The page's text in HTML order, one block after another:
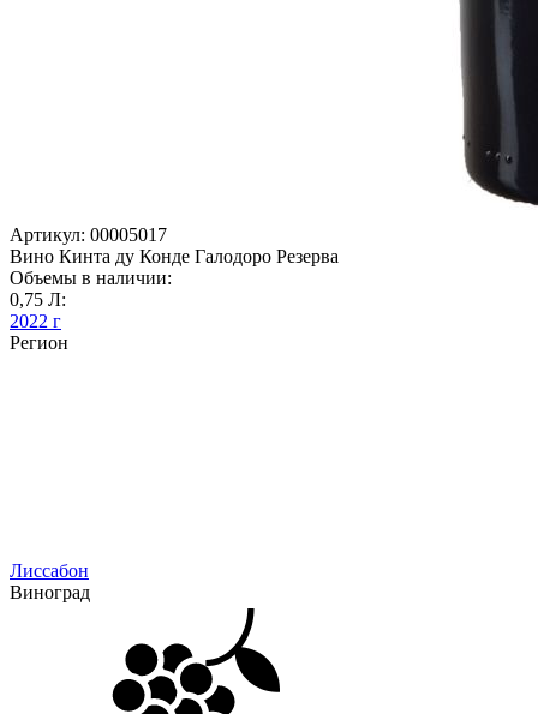
Артикул: 00005017
Вино Кинта ду Конде Галодоро Резерва
Объемы в наличии:
0,75 Л:
2022 г
Регион
Лиссабон
Виноград